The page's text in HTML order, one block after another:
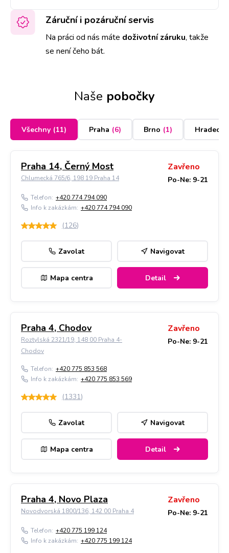
Záruční i pozáruční servis
Na práci od nás máte doživotní záruku, takže
se není čeho bát.
Naše pobočky
Všechny (11) Praha (6) Brno (1) Hradec
Praha 14, Černý Most
Chlumecká 765/6, 198 19 Praha 14
Zavřeno
Po-Ne: 9-21
Telefon: +420 774 794 090
Info k zakázkám: +420 774 794 090
(126)
Zavolat Navigovat
Mapa centra Detail
Praha 4, Chodov
Roztylská 2321/19, 148 00 Praha 4-
Chodov
Zavřeno
Po-Ne: 9-21
Telefon: +420 775 853 568
Info k zakázkám: +420 775 853 569
(1331)
Zavolat Navigovat
Mapa centra Detail
Praha 4, Novo Plaza
Novodvorská 1800/136, 142 00 Praha 4
Zavřeno
Po-Ne: 9-21
Telefon: +420 775 199 124
Info k zakázkám: +420 775 199 124